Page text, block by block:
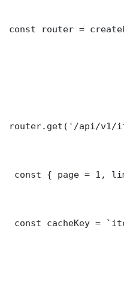
const router =
router.get('/api/v1/
const { page = 1,
const cacheKey =